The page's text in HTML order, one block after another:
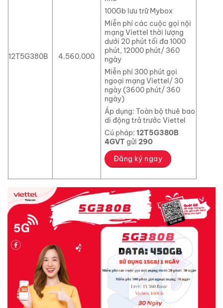
12T5G380B 4.560.000
100Gb lưu trữ Mybox
Miễn phí các cuộc gọi nội
mạng Viettel thời lượng
dưới 20 phút tối đa 1000
phút, 12000 phút/ 360
ngày
Miễn phí 300 phút gọi
ngoại mạng Viettel/ 30
ngày (3600 phút/ 360
ngày)
Áp dụng: Toàn bộ thuê bao
di động trả trước Viettel
Cú pháp: 12T5G380B
4GVT gửi290
Đăng ký ngay